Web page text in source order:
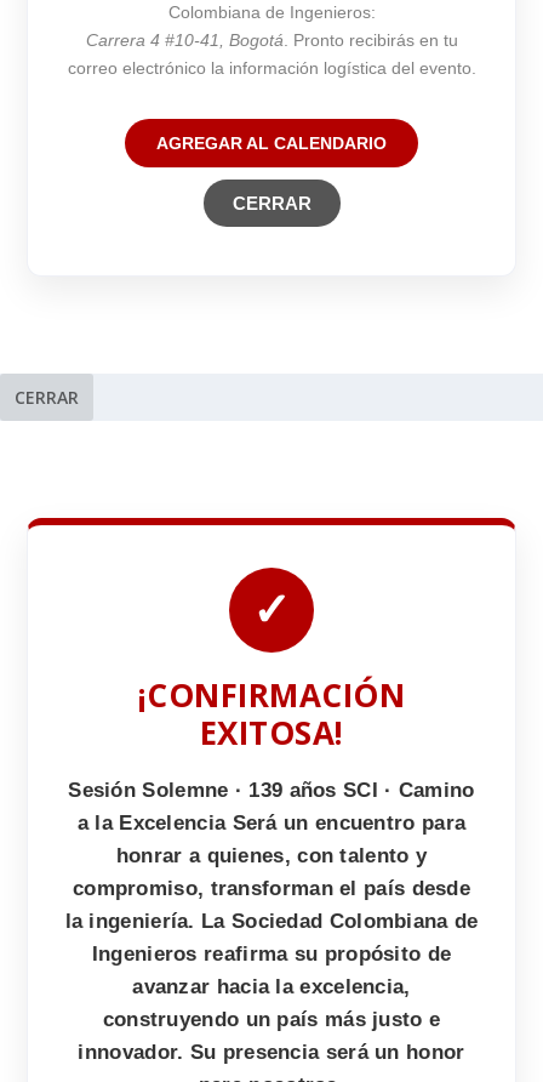
Colombiana de Ingenieros:
Carrera 4 #10-41, Bogotá . Pronto recibirás en tu
correo electrónico la información logística del evento.
AGREGAR AL CALENDARIO
CERRAR
CERRAR
✓
¡CONFIRMACIÓN
EXITOSA!
Sesión Solemne · 139 años SCI · Camino
a la Excelencia Será un encuentro para
honrar a quienes, con talento y
compromiso, transforman el país desde
la ingeniería. La Sociedad Colombiana de
Ingenieros reafirma su propósito de
avanzar hacia la excelencia,
construyendo un país más justo e
innovador. Su presencia será un honor